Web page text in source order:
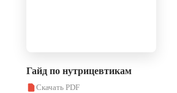
Гайд по нутрицевтикам
Скачать PDF